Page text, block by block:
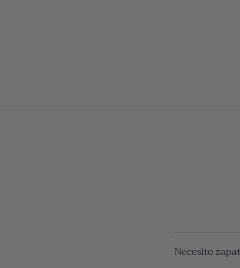
Necesito